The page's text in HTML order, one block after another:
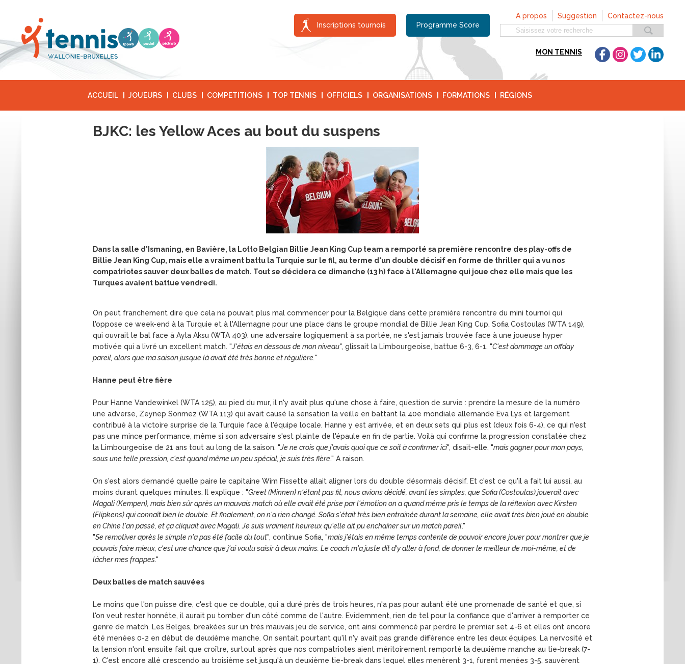
Contactez-nous
Suggestion
A propos
Programme Score
Inscriptions tournois
MON TENNIS
ACCUEIL JOUEURS CLUBS COMPETITIONS TOP TENNIS OFFICIELS ORGANISATIONS FORMATIONS RÉGIONS
BJKC: les Yellow Aces au bout du suspens
Dans la salle d'Ismaning, en Bavière, la Lotto Belgian Billie Jean King Cup team a remporté sa première rencontre des play-offs de
Billie Jean King Cup, mais elle a vraiment battu la Turquie sur le fil, au terme d'un double décisif en forme de thriller qui a vu nos
compatriotes sauver deux balles de match. Tout se décidera ce dimanche (13 h) face à l'Allemagne qui joue chez elle mais que les
Turques avaient battue vendredi.
On peut franchement dire que cela ne pouvait plus mal commencer pour la Belgique dans cette première rencontre du mini tournoi qui
l'oppose ce week-end à la Turquie et à l'Allemagne pour une place dans le groupe mondial de Billie Jean King Cup. Sofia Costoulas (WTA 149),
qui ouvrait le bal face à Ayla Aksu (WTA 403), une adversaire logiquement à sa portée, ne s'est jamais trouvée face à une joueuse hyper
motivée qui a livré un excellent match. "J'étais en dessous de mon niveau", glissait la Limbourgeoise, battue 6-3, 6-1. "C'est dommage un offday
pareil, alors que ma saison jusque là avait été très bonne et régulière. "
Hanne peut être fière
Pour Hanne Vandewinkel (WTA 125), au pied du mur, il n'y avait plus qu'une chose à faire, question de survie : prendre la mesure de la numéro
une adverse, Zeynep Sonmez (WTA 113) qui avait causé la sensation la veille en battant la 40e mondiale allemande Eva Lys et largement
contribué à la victoire surprise de la Turquie face à l'équipe locale. Hanne y est arrivée, et en deux sets qui plus est (deux fois 6-4), ce qui n'est
pas une mince performance, même si son adversaire s'est plainte de l'épaule en fin de partie. Voilà qui confirme la progression constatée chez
la Limbourgeoise de 21 ans tout au long de la saison. "Je ne crois que j'avais quoi que ce soit à confirmer ici", disait-elle, "mais gagner pour mon pays,
sous une telle pression, c'est quand même un peu spécial, je suis très fière." A raison.
On s'est alors demandé quelle paire le capitaine Wim Fissette allait aligner lors du double désormais décisif. Et c'est ce qu'il a fait lui aussi, au
moins durant quelques minutes. Il explique : "Greet (Minnen) n'étant pas fit, nous avions décidé, avant les simples, que Sofia (Costoulas) jouerait avec
Magali (Kempen), mais bien sûr après un mauvais match où elle avait été prise par l'émotion on a quand même pris le temps de la réflexion avec Kirsten
(Flipkens) qui connaît bien le double. Et finalement, on n'a rien changé. Sofia s'était très bien entraînée durant la semaine, elle avait très bien joué en double
en Chine l'an passé, et ça cliquait avec Magali. Je suis vraiment heureux qu'elle ait pu enchaîner sur un match pareil."
"Se remotiver après le simple n'a pas été facile du tout", continue Sofia, "mais j'étais en même temps contente de pouvoir encore jouer pour montrer que je
pouvais faire mieux, c'est une chance que j'ai voulu saisir à deux mains. Le coach m'a juste dit d'y aller à fond, de donner le meilleur de moi-même, et de
lâcher mes frappes."
Deux balles de match sauvées
Le moins que l'on puisse dire, c'est que ce double, qui a duré près de trois heures, n'a pas pour autant été une promenade de santé et que, si
l'on veut rester honnête, il aurait pu tomber d'un côté comme de l'autre. Evidemment, rien de tel pour la confiance que d'arriver à remporter ce
genre de match. Les Belges, breakées sur un très mauvais jeu de service, ont ainsi commencé par perdre le premier set 4-6 et elles ont encore
été menées 0-2 en début de deuxième manche. On sentait pourtant qu'il n'y avait pas grande différence entre les deux équipes. La nervosité et
la tension n'ont ensuite fait que croître, surtout après que nos compatriotes aient méritoirement remporté la deuxième manche au tie-break (7-
1). C'est encore allé crescendo au troisième set jusqu'à un deuxième tie-break dans lequel elles menèrent 3-1, furent menées 3-5, sauvèrent